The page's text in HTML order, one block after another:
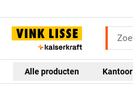
Alle producten Kantoor